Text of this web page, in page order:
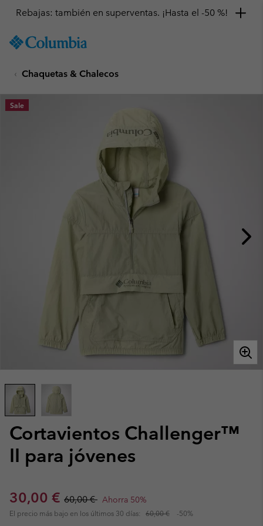
TO
SKIP
MAIN
NAV
Rebajas: también en superventas. ¡Hasta el -50 %!
Chaquetas & Chalecos
Cortavientos Challenger™
II para jóvenes
Sale price:
30,00 € Regular price:
60,00 € Ahorra 50%
El precio más bajo en los últimos 30 días: 60,00 € -50%
Sale